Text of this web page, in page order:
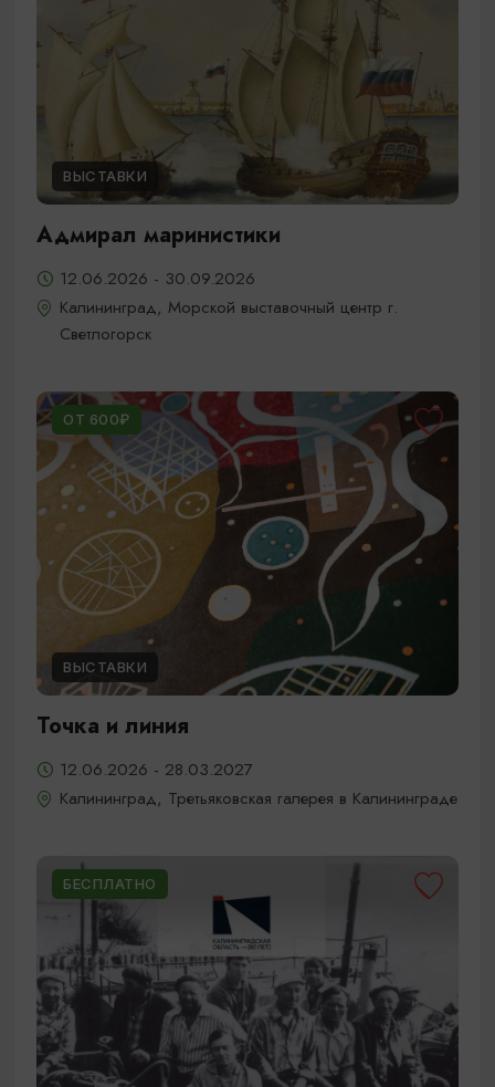
ВЫСТАВКИ
Адмирал маринистики
12.06.2026 - 30.09.2026
Калининград, Морской выставочный центр г.
Светлогорск
ОТ 600₽
ВЫСТАВКИ
Точка и линия
12.06.2026 - 28.03.2027
Калининград, Третьяковская галерея в Калининграде
БЕСПЛАТНО